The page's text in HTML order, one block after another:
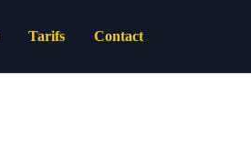
Tarifs Contact